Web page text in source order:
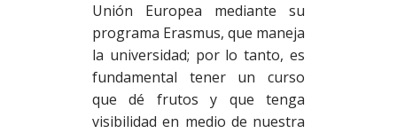
Unión Europea mediante su
programa Erasmus, que maneja
la universidad; por lo tanto, es
fundamental tener un curso
que dé frutos y que tenga
visibilidad en medio de nuestra